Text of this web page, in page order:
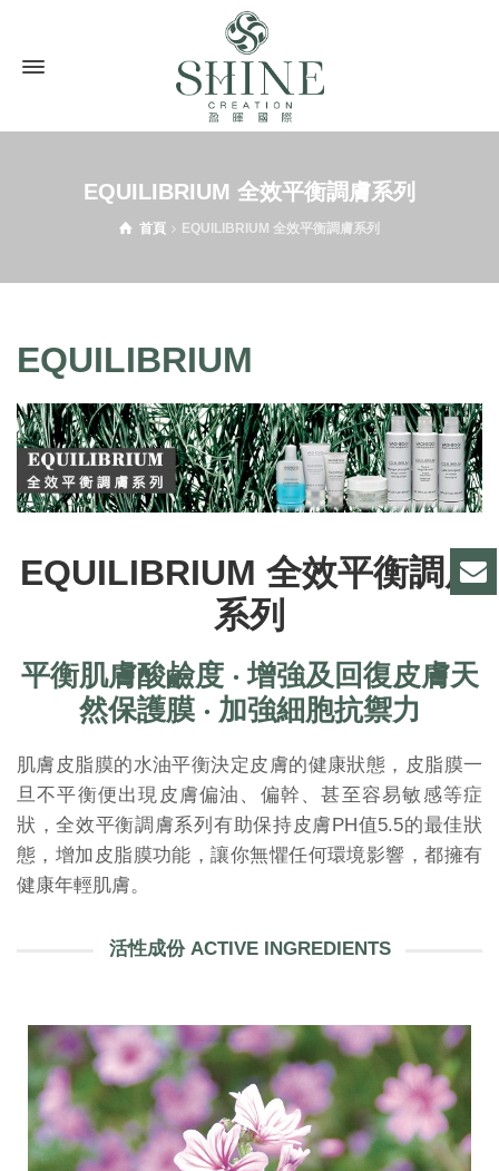
EQUILIBRIUM 全效平衡調膚系列
首頁 EQUILIBRIUM 全效平衡調膚系列
EQUILIBRIUM
EQUILIBRIUM 全效平衡調膚
系列
平衡肌膚酸鹼度 ‧增強及回復皮膚天
然保護膜 ‧ 加強細胞抗禦力
肌膚皮脂膜的水油平衡決定皮膚的健康狀態，皮脂膜一
旦不平衡便出現皮膚偏油、偏幹、甚至容易敏感等症
狀，全效平衡調膚系列有助保持皮膚PH值5.5的最佳狀
態，增加皮脂膜功能，讓你無懼任何環境影響，都擁有
健康年輕肌膚。
活性成份 ACTIVE INGREDIENTS